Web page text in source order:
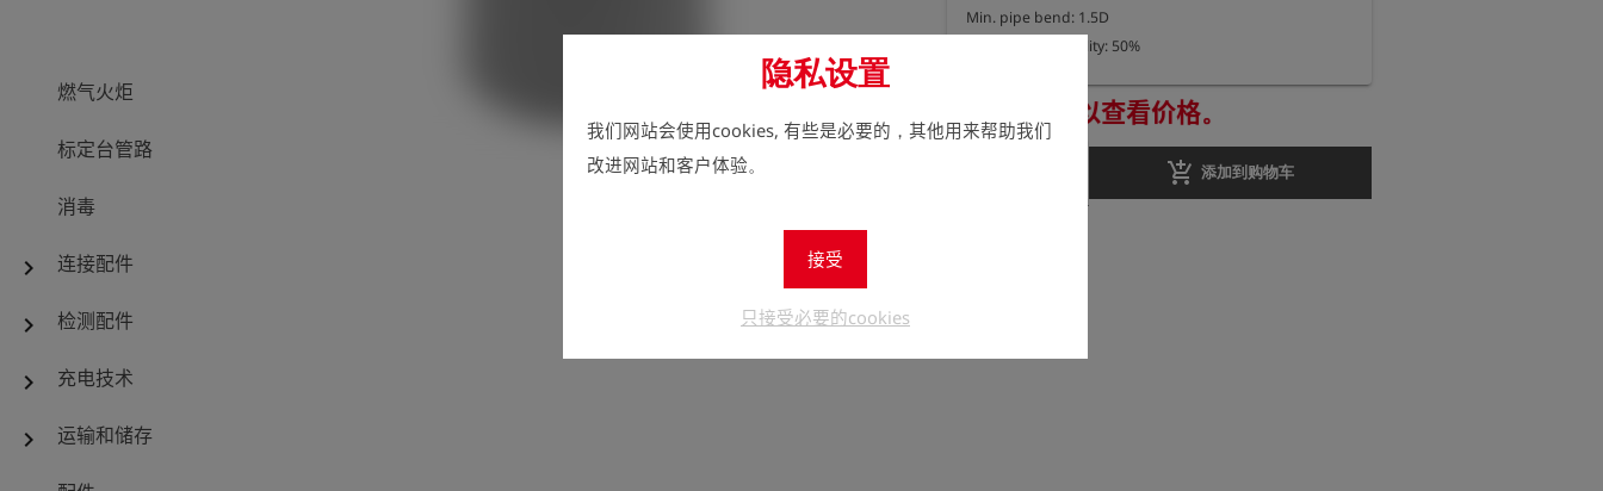
隐私设置
我们网站会使用cookies, 有些是必要的，其他用来帮助我们
改进网站和客户体验。
接受
只接受必要的cookies
燃气火炬
标定台管路
消毒
chevron_right 连接配件
chevron_right 检测配件
chevron_right 充电技术
chevron_right 运输和储存
Min. pipe bend: 1.5D
Max. compressibility: 50%
立即注册以查看价格。
add_shopping_cart 添加到购物车